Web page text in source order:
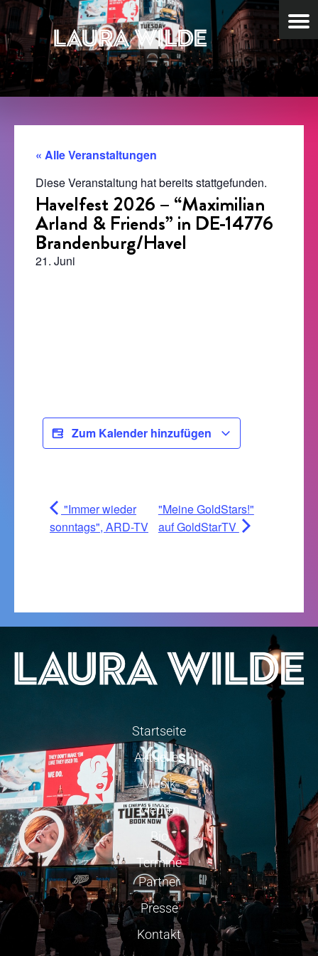
« Alle Veranstaltungen
Diese Veranstaltung hat bereits stattgefunden.
Havelfest 2026 – “Maximilian
Arland & Friends” in DE-14776
Brandenburg/Havel
21. Juni
Zum Kalender hinzufügen
"Immer wieder
sonntags", ARD-TV
"Meine GoldStars!"
auf GoldStarTV
Startseite
Aktuelles
Musik
Medien
Bio
Termine
Partner
Presse
Kontakt